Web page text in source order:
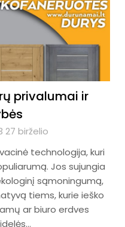
privalumai ir
27 birželio
technologija, kuri
Jos sujungia
sąmoningumą,
tiems, kurie ieško
ar biuro erdves